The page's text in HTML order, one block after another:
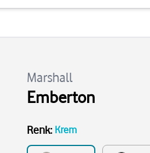
Marshall
Emberton
Renk: Krem